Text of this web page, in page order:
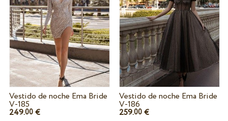
Vestido de noche Ema Bride
V-185
249.00€
Vestido de noche Ema Bride
V-186
259.00 €